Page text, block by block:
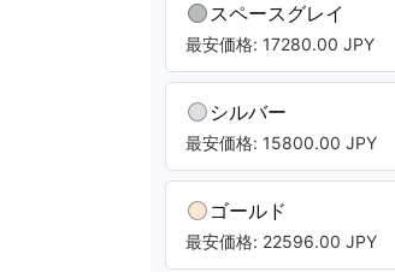
スペースグレイ
最安価格: 17280.00 JPY
シルバー
最安価格: 15800.00 JPY
ゴールド
最安価格: 22596.00 JPY